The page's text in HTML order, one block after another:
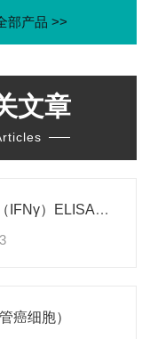
部产品 >>
文章
小鼠干扰素γ（IFNγ）ELISA试剂盒
癌细胞）